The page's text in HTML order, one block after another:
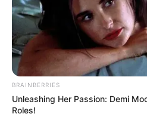
เศษ 4 รุ่งอรุณ
ดวงความรัก คุณทั้ง 2 คนเป็น
ใหักันและกันก้าวไปได้ไกลอย่
เกียรติ มีศักด์ศรีในแวดวงสังค
ประสบความสำเร็จในธุรกิจการ
จับตามองทั้งคู่
BRAINBERRIES
Unleashing Her Passion: Demi
Roles!